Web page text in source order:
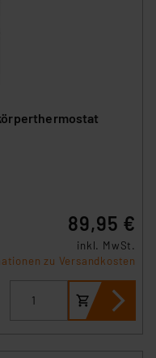
89,95 €
inkl. MwSt.
zu Versandkosten